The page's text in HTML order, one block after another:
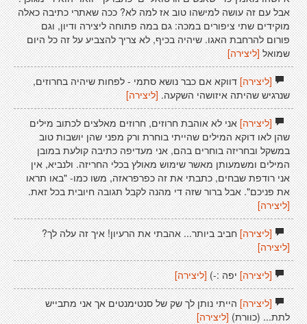
אבל עם זה עושה למישהו טוב אז למה לא? ככה שאתרי כתיבה כאלה
מוקידים שתי ציפורים במכה: גם במה פתוחה ליצירה ודיון, וגם
פורום להרחבת האגו. שיהיה בכיף, לא צריך להצביע על זה כל היום
שמואל [ליצירה]
[ליצירה]דווקא אם כבר נושא סתמי - לפחות שיהיה בחרוזים,
שנרגיש שהיתה איזושהי השקעה. [ליצירה]
[ליצירה]אני לא אוהבת חרוזים, חרוזים מאלצים לכתוב מילים
שהן לאו דוקא המילים שהייתי בוחרת ורק מפני שהן יושבות טוב
במשקל ובחריזה בוחרים בהם, אני מעדיפה כתיבה קולעת במובן
המילים ומשמעותן מאשר שימוש מאולץ בכלי החריזה. ולנביא, אין
אני רודפת שבחים, כתבתי את זה כפרפראזה, משו כמו- "באו תראו
את פניכם". אבל ברור שזה די מהנה לקבל תגובה חיובית בכל זאת.
[ליצירה]
[ליצירה]חביב ביותר... אהבתי את הרעיון! איך זה עלה לך?
[ליצירה]
[ליצירה]יפה :-) [ליצירה]
[ליצירה]הייתי נותן לך שק של סנטימנטים אך אני מתבייש
לתת... (כוורת) [ליצירה]